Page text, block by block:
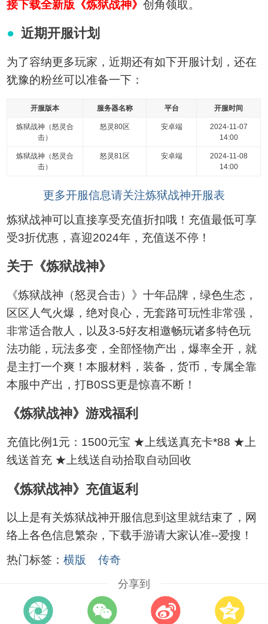
接下载全新版《炼狱战神》创角领取。
近期开服计划
为了容纳更多玩家，近期还有如下开服计划，还在
犹豫的粉丝可以准备一下：
开服版本 服务器名称 平台 开服时间
炼狱战神（怒灵合
击）
怒灵80区 安卓端
2024-11-07
14:00
炼狱战神（怒灵合
击）
怒灵81区 安卓端
2024-11-08
14:00
更多开服信息请关注炼狱战神开服表
炼狱战神可以直接享受充值折扣哦！充值最低可享
受3折优惠，喜迎2024年，充值送不停！
关于《炼狱战神》
《炼狱战神（怒灵合击）》十年品牌，绿色生态，
区区人气火爆，绝对良心，无套路可玩性非常强，
非常适合散人，以及3-5好友相邀畅玩诸多特色玩
法功能，玩法多变，全部怪物产出，爆率全开，就
是主打一个爽！本服材料，装备，货币，专属全靠
本服中产出，打B0SS更是惊喜不断！
《炼狱战神》游戏福利
充值比例1元：1500元宝 ★上线送真充卡*88 ★上
线送首充 ★上线送自动拾取自动回收
《炼狱战神》充值返利
以上是有关炼狱战神开服信息到这里就结束了，网
络上各色信息繁杂，下载手游请大家认准--爱搜！
热门标签：横版 传奇
分享到